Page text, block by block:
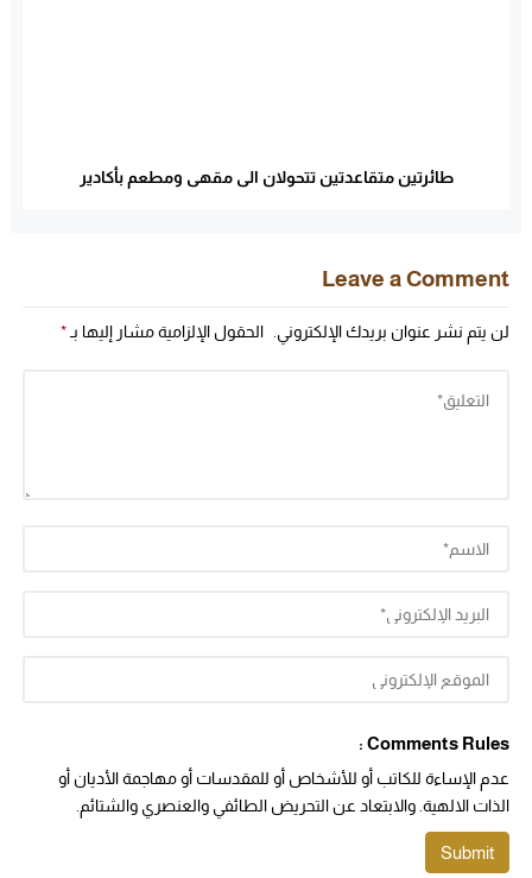
طائرتين متقاعدتين تتحولان الى مقهى ومطعم بأكادير
Leave a Comment
لن يتم نشر عنوان بريدك الإلكتروني. الحقول الإلزامية مشار إليها بـ *
Comments Rules :
عدم الإساءة للكاتب أو للأشخاص أو للمقدسات أو مهاجمة الأديان أو
الذات الالهية. والابتعاد عن التحريض الطائفي والعنصري والشتائم.